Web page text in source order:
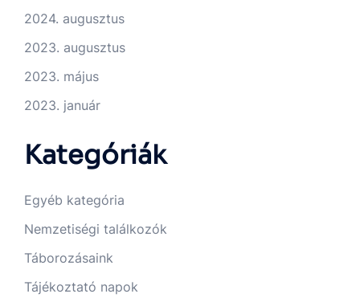
2024. augusztus
2023. augusztus
2023. május
2023. január
Kategóriák
Egyéb kategória
Nemzetiségi találkozók
Táborozásaink
Tájékoztató napok